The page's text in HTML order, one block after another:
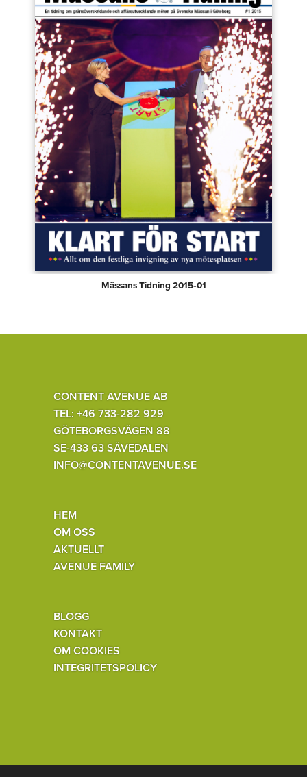
Mässans Tidning 2015‑01
CONTENT AVENUE AB
TEL: +46 733-282 929
GÖTEBORGSVÄGEN 88
SE-433 63 SÄVEDALEN
INFO@CONTENTAVENUE.SE
HEM
OM OSS
AKTUELLT
AVENUE FAMILY
BLOGG
KONTAKT
OM COOKIES
INTEGRITETSPOLICY